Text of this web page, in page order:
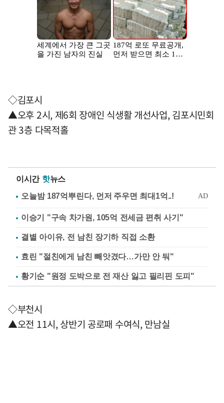
◇김포시
▲오후 2시, 제6회 장애인 식생활 개선사업, 김포시민회
관 3층 다목적홀
이시간 핫뉴스
이승기 "구속 차가원, 105억 전세금 편취 사기"
결별 아이유, 전 남친 장기하 직접 소환
효린 "절친에게 남친 빼앗겼다…가만 안 둬"
황기순 "원정 도박으로 전 재산 잃고 필리핀 도피"
◇부천시
▲오전 11시, 상반기 공로패 수여식, 만남실